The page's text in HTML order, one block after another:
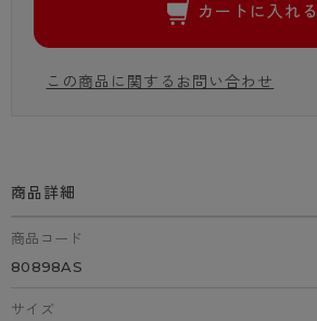
カートに入れる
この商品に関するお問い合わせ
商品詳細
商品コード
80898AS
サイズ